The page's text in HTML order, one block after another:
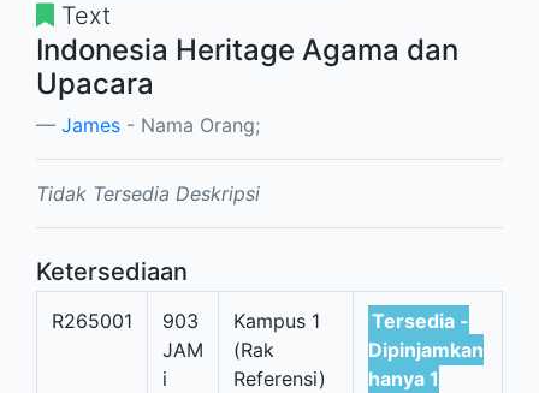
Text
Indonesia Heritage Agama dan
Upacara
James - Nama Orang;
Tidak Tersedia Deskripsi
Ketersediaan
R265001
903
JAM
i
Kampus 1
(Rak
Referensi)
Tersedia -
Dipinjamkan
hanya 1